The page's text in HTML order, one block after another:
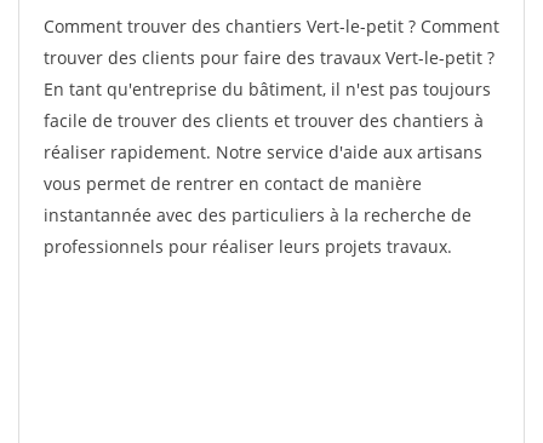
Comment trouver des chantiers Vert-le-petit ? Comment
trouver des clients pour faire des travaux Vert-le-petit ?
En tant qu'entreprise du bâtiment, il n'est pas toujours
facile de trouver des clients et trouver des chantiers à
réaliser rapidement. Notre service d'aide aux artisans
vous permet de rentrer en contact de manière
instantannée avec des particuliers à la recherche de
professionnels pour réaliser leurs projets travaux.